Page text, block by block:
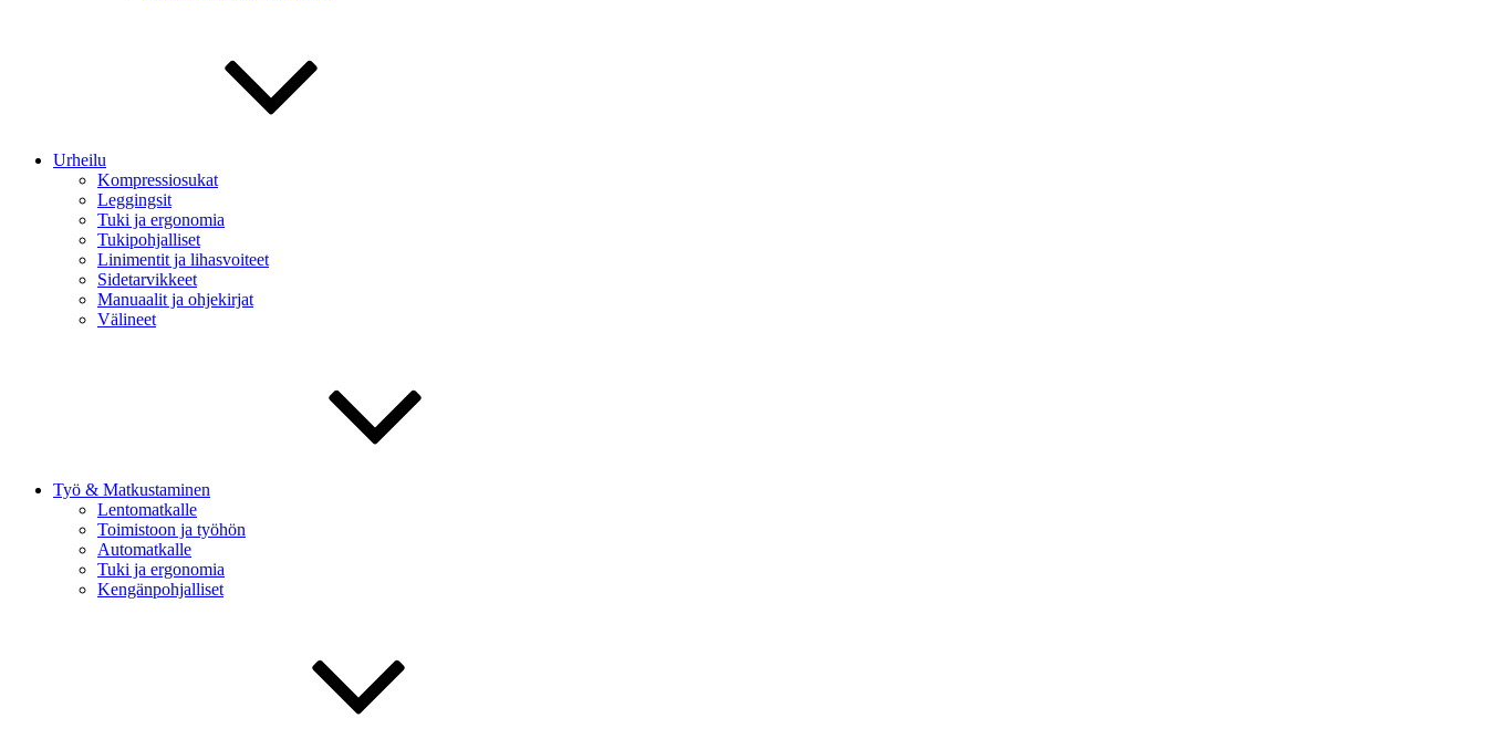
Urheilu
Kompressiosukat
Leggingsit
Tuki ja ergonomia
Tukipohjalliset
Linimentit ja lihasvoiteet
Sidetarvikkeet
Manuaalit ja ohjekirjat
Välineet
Työ & Matkustaminen
Lentomatkalle
Toimistoon ja työhön
Automatkalle
Tuki ja ergonomia
Kengänpohjalliset